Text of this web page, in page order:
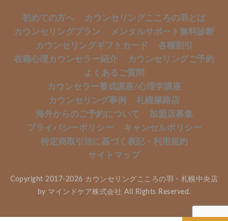
初めての方へ
カウンセリングこころの羽とは
カウンセリングプラン
メンタルサポート無料診断
カウンセリングギフトカード
各種割引
在籍心理カウンセラー紹介
カウンセリングご予約
よくあるご質問
カウンセラー養成講座/心理学講座
カウンセリング事例
札幌篠路店
海外からのご予約について
加盟店募集
プライバシーポリシー
キャンセルポリシー
特定商取引法に基づく表記・利用規約
サイトマップ
Copyright 2017-2026 カウンセリングこころの羽・札幌中央店
by マインドケア株式会社 All Rights Reserved.